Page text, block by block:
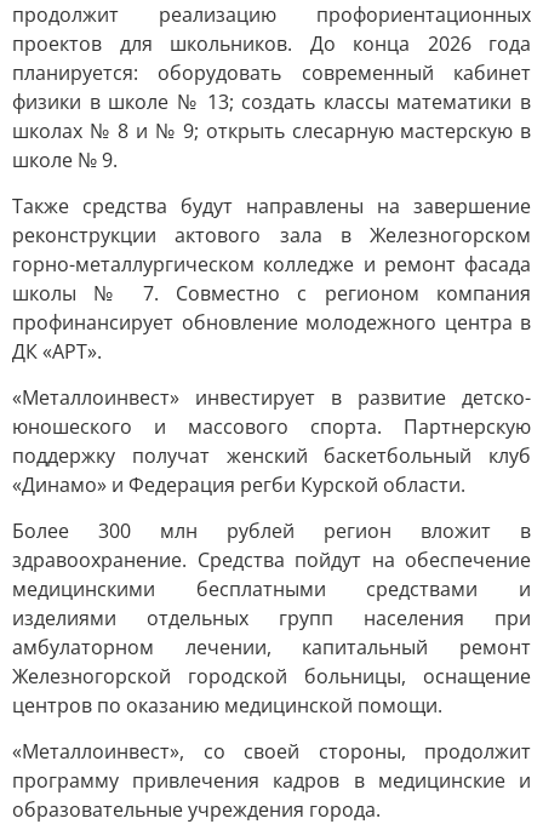
продолжит реализацию профориентационных
проектов для школьников. До конца 2026 года
планируется: оборудовать современный кабинет
физики в школе № 13; создать классы математики в
школах № 8 и № 9; открыть слесарную мастерскую в
школе № 9.
Также средства будут направлены на завершение
реконструкции актового зала в Железногорском
горно-металлургическом колледже и ремонт фасада
школы № 7. Совместно с регионом компания
профинансирует обновление молодежного центра в
ДК «АРТ».
«Металлоинвест» инвестирует в развитие детско-
юношеского и массового спорта. Партнерскую
поддержку получат женский баскетбольный клуб
«Динамо» и Федерация регби Курской области.
Более 300 млн рублей регион вложит в
здравоохранение. Средства пойдут на обеспечение
медицинскими бесплатными средствами и
изделиями отдельных групп населения при
амбулаторном лечении, капитальный ремонт
Железногорской городской больницы, оснащение
центров по оказанию медицинской помощи.
«Металлоинвест», со своей стороны, продолжит
программу привлечения кадров в медицинские и
образовательные учреждения города.